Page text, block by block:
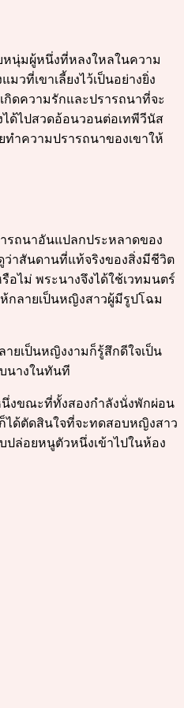
นุ่มผู้หนึ่งที่หลงใหลในความ
วที่เขาเลี้ยงไว้เป็นอย่างยิ่ง
กิดความรักและปรารถนาที่จะ
ด้ไปสวดอ้อนวอนต่อเทพีวีนัส
ำความปรารถนาของเขาให้
รถนาอันแปลกประหลาดของ
าสันดานที่แท้จริงของสิ่งมีชีวิต
อไม่ พระนางจึงได้ใช้เวทมนตร์
กลายเป็นหญิงสาวผู้มีรูปโฉม
ยเป็นหญิงงามก็รู้สึกดีใจเป็น
นางในทันที
งขณะที่ทั้งสองกำลังนั่งพักผ่อน
ได้ตัดสินใจที่จะทดสอบหญิงสาว
ปล่อยหนูตัวหนึ่งเข้าไปในห้อง